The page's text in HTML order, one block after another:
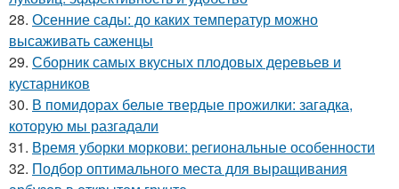
28. Осенние сады: до каких температур можно
высаживать саженцы
29. Сборник самых вкусных плодовых деревьев и
кустарников
30. В помидорах белые твердые прожилки: загадка,
которую мы разгадали
31. Время уборки моркови: региональные особенности
32. Подбор оптимального места для выращивания